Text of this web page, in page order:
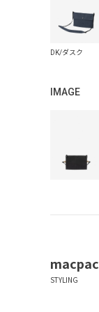
IMAGE
macpac